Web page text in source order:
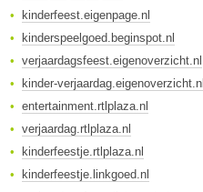
kinderfeest.eigenpage.nl
kinderspeelgoed.beginspot.nl
verjaardagsfeest.eigenoverzicht.nl
kinder-verjaardag.eigenoverzicht.nl
entertainment.rtlplaza.nl
verjaardag.rtlplaza.nl
kinderfeestje.rtlplaza.nl
kinderfeestje.linkgoed.nl